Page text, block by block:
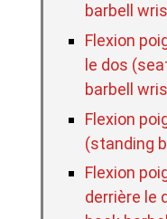
barbell
Flexion
le dos
barbell
Flexion
(standing
Flexion
derrière le